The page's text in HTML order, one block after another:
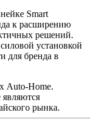
Smart
к расширению
решений.
установкой
для бренда в
Auto-Home.
рынка.